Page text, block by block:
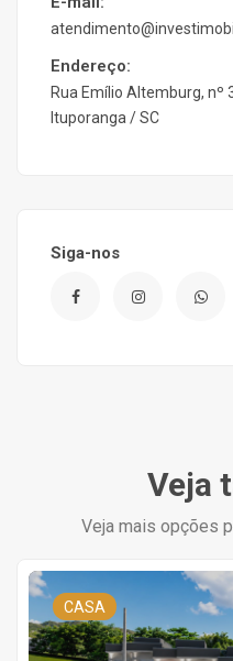
Endereço:
Rua Emílio Altemburg, nº
Ituporanga / SC
Siga-nos
Veja
Veja mais opções
CASA